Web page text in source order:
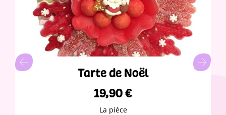
Tarte de Noël
19,90€
La pièce